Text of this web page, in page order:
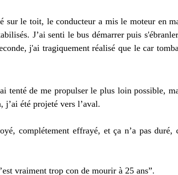
sur le toit, le conducteur a mis le moteur en
J’ai senti le bus démarrer puis
j'ai tragiquement réalisé que le car
tenté de me propulser le plus loin possible,
j’ai été projeté vers l’aval.
complétement effrayé, et ça n’a pas duré,
vraiment trop con de mourir à 25 ans”.